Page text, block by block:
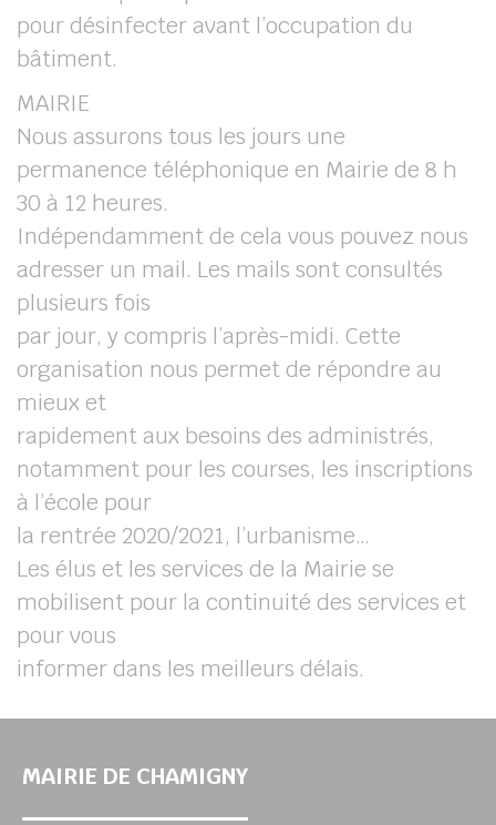
pour désinfecter avant l’occupation du
bâtiment.
MAIRIE
Nous assurons tous les jours une
permanence téléphonique en Mairie de 8 h
30 à 12 heures.
Indépendamment de cela vous pouvez nous
adresser un mail. Les mails sont consultés
plusieurs fois
par jour, y compris l’après-midi. Cette
organisation nous permet de répondre au
mieux et
rapidement aux besoins des administrés,
notamment pour les courses, les inscriptions
à l’école pour
la rentrée 2020/2021, l’urbanisme…
Les élus et les services de la Mairie se
mobilisent pour la continuité des services et
pour vous
informer dans les meilleurs délais.
MAIRIE DE CHAMIGNY